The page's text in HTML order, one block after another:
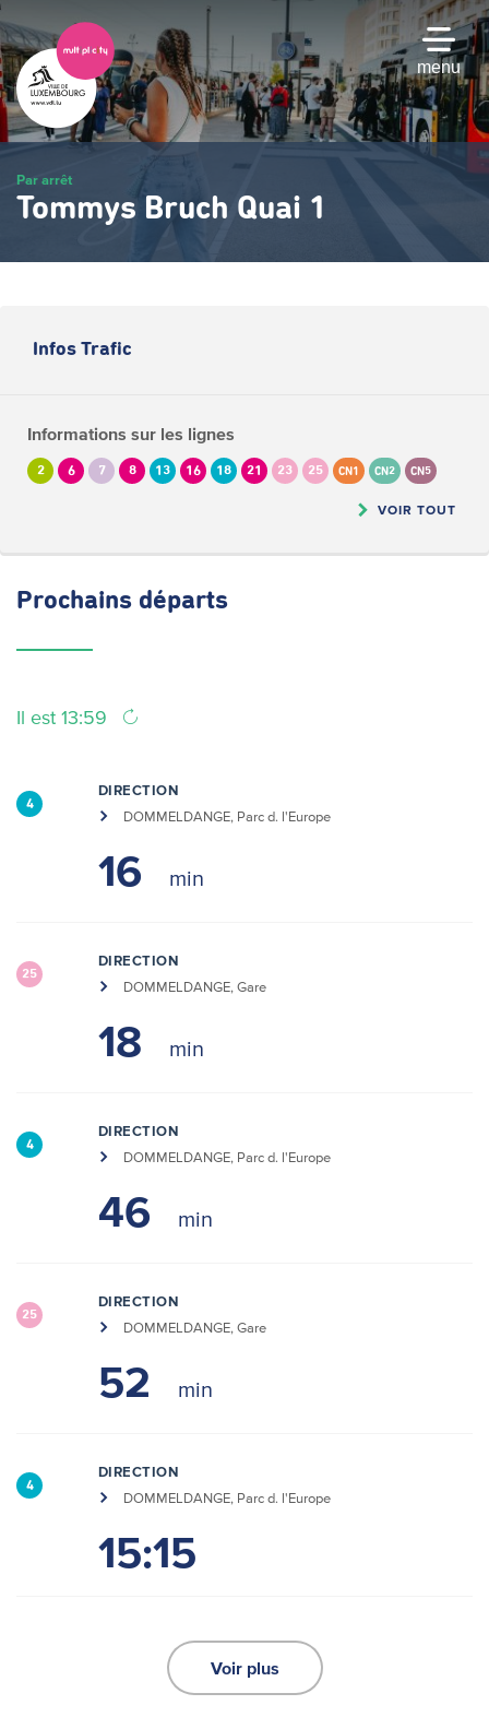
Passer
au
contenu
principal
menu
Par arrêt
Tommys Bruch Quai 1
Infos Trafic
Informations sur les lignes
2 6 7 8 13 16 18 21 23 25 CN1 CN2 CN5
VOIR TOUT
Prochains départs
Il est 13:59
4
DIRECTION
DOMMELDANGE, Parc d. l'Europe
16
25
DIRECTION
DOMMELDANGE, Gare
18
4
DIRECTION
DOMMELDANGE, Parc d. l'Europe
46
25
DIRECTION
DOMMELDANGE, Gare
52
4
DIRECTION
DOMMELDANGE, Parc d. l'Europe
15:15
Voir plus